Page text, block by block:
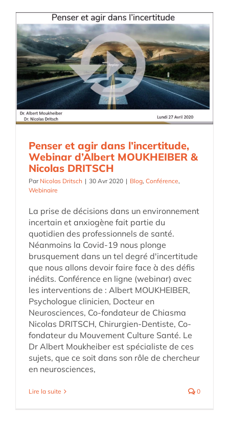
Penser et agir dans l’incertitude,
Webinar d’Albert MOUKHEIBER &
Nicolas DRITSCH
Par Nicolas Dritsch | 30 Avr 2020 | Blog, Conférence,
Webinaire
La prise de décisions dans un environnement
incertain et anxiogène fait partie du
quotidien des professionnels de santé.
Néanmoins la Covid-19 nous plonge
brusquement dans un tel degré d'incertitude
que nous allons devoir faire face à des défis
inédits. Conférence en ligne (webinar) avec
les interventions de : Albert MOUKHEIBER,
Psychologue clinicien, Docteur en
Neurosciences, Co-fondateur de Chiasma
Nicolas DRITSCH, Chirurgien-Dentiste, Co-
fondateur du Mouvement Culture Santé. Le
Dr Albert Moukheiber est spécialiste de ces
sujets, que ce soit dans son rôle de chercheur
en neurosciences,
Lire la suite 0